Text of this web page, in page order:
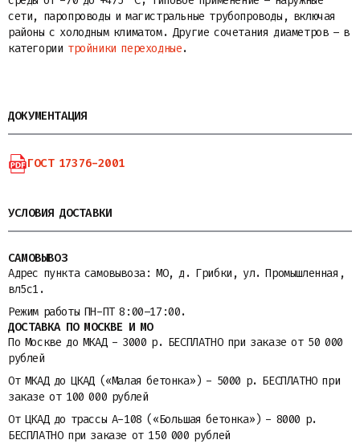
сети, паропроводы и магистральные трубопроводы, включая
районы с холодным климатом. Другие сочетания диаметров – в
категории тройники переходные.
ДОКУМЕНТАЦИЯ
ГОСТ 17376-2001
УСЛОВИЯ ДОСТАВКИ
САМОВЫВОЗ
Адрес пункта самовывоза: МО, д. Грибки, ул. Промышленная,
вл5с1.
Режим работы ПН-ПТ 8:00–17:00.
ДОСТАВКА ПО МОСКВЕ И МО
По Москве до МКАД - 3000 р. БЕСПЛАТНО при заказе от 50 000
рублей
От МКАД до ЦКАД («Малая бетонка») - 5000 р. БЕСПЛАТНО при
заказе от 100 000 рублей
От ЦКАД до трассы A-108 («Большая бетонка») - 8000 р.
БЕСПЛАТНО при заказе от 150 000 рублей